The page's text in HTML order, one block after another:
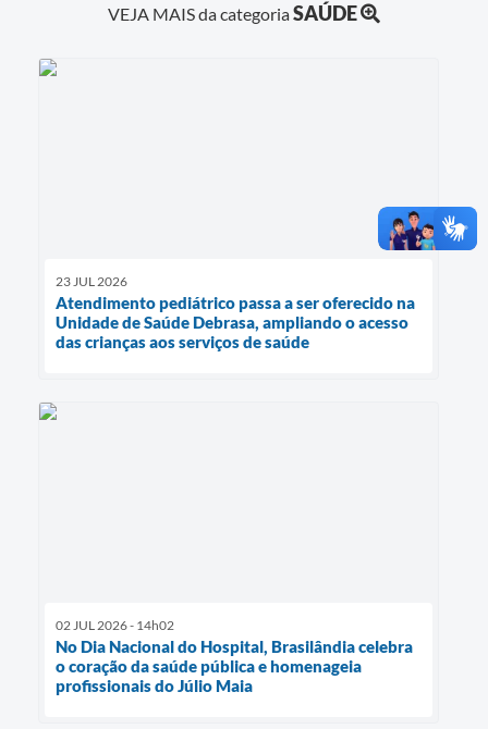
VEJA MAIS da categoriaSAÚDE
23 JUL 2026
Atendimento pediátrico passa a ser oferecido na
Unidade de Saúde Debrasa, ampliando o acesso
das crianças aos serviços de saúde
02 JUL 2026 - 14h02
No Dia Nacional do Hospital, Brasilândia celebra
o coração da saúde pública e homenageia
profissionais do Júlio Maia